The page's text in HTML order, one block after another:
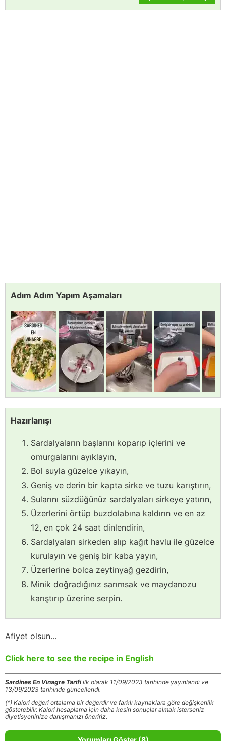
Adım Adım Yapım Aşamaları
Hazırlanışı
Sardalyaların başlarını koparıp içlerini ve
omurgalarını ayıklayın,
Bol suyla güzelce yıkayın,
Geniş ve derin bir kapta sirke ve tuzu karıştırın,
Sularını süzdüğünüz sardalyaları sirkeye yatırın,
Üzerlerini örtüp buzdolabına kaldırın ve en az
12, en çok 24 saat dinlendirin,
Sardalyaları sirkeden alıp kağıt havlu ile güzelce
kurulayın ve geniş bir kaba yayın,
Üzerlerine bolca zeytinyağ gezdirin,
Minik doğradığınız sarımsak ve maydanozu
karıştırıp üzerine serpin.
Afiyet olsun...
Click here to see the recipe in English
Sardines En Vinagre Tarifiilk olarak 11/09/2023 tarihinde yayınlandı ve
13/09/2023 tarihinde güncellendi.
(*) Kalori değeri ortalama bir değerdir ve farklı kaynaklara göre değişkenlik
gösterebilir. Kalori hesaplama için daha kesin sonuçlar almak isterseniz
diyetisyeninize danışmanızı öneririz.